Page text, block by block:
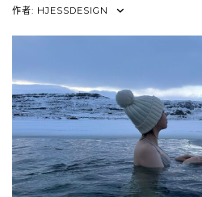
作者: HJESSDESIGN